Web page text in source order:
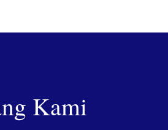
Kami